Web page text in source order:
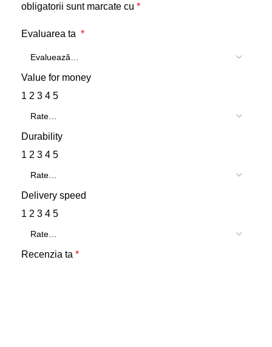
obligatorii sunt marcate cu *
Evaluarea ta *
Value for money
1 2 3 4 5
Durability
1 2 3 4 5
Delivery speed
1 2 3 4 5
Recenzia ta *